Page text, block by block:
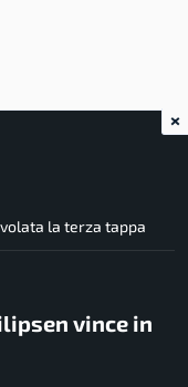
la terza tappa
vince in
×